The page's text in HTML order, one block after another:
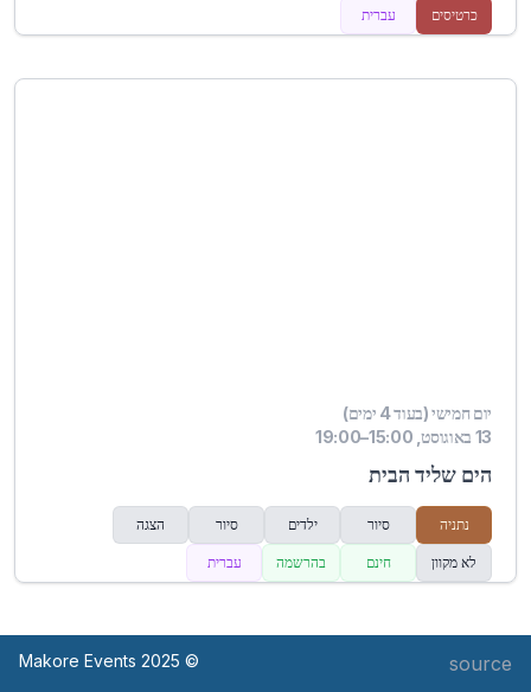
כרטיסים עברית
יום חמישי (בעוד 4 ימים)
13 באוגוסט, 15:00–19:00
הים שליד הבית
נתניה סיור ילדים סיור הצגה
לא מקוון חינם בהרשמה עברית
source
© Makore Events 2025